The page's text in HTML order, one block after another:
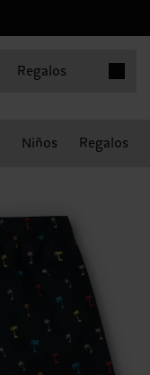
Regalos
Niños Regalos